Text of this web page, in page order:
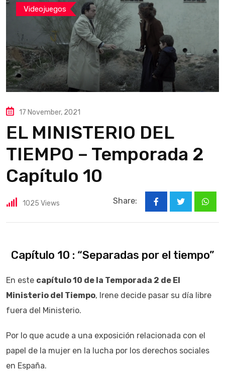
Videojuegos
17 November, 2021
EL MINISTERIO DEL
TIEMPO – Temporada 2
Capítulo 10
1025 Views Share:
Capítulo 10 : “Separadas por el tiempo”
En este capítulo 10 de la Temporada 2 de El
Ministerio del Tiempo, Irene decide pasar su día libre
fuera del Ministerio.
Por lo que acude a una exposición relacionada con el
papel de la mujer en la lucha por los derechos sociales
en España.